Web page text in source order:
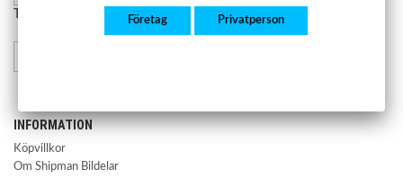
INFORMATION
Köpvillkor
Om Shipman Bildelar
Företag Privatperson